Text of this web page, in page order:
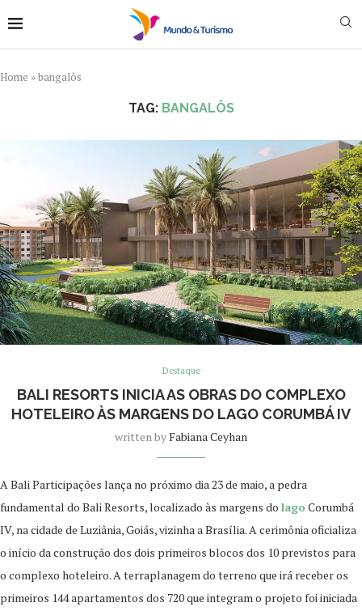
Home »bangalôs
TAG: BANGALÔS
Destaque
BALI RESORTS INICIA AS OBRAS DO COMPLEXO
HOTELEIRO ÀS MARGENS DO LAGO CORUMBÁ IV
written byFabiana Ceyhan
A Bali Participações lança no próximo dia 23 de maio, a pedra
fundamental do Bali Resorts, localizado às margens do lago Corumbá
IV, na cidade de Luziânia, Goiás, vizinha a Brasília. A cerimônia oficializa
o início da construção dos dois primeiros blocos dos 10 previstos para
o complexo hoteleiro. A terraplanagem do terreno que irá receber os
primeiros 144 apartamentos dos 720 que integram o projeto foi iniciada